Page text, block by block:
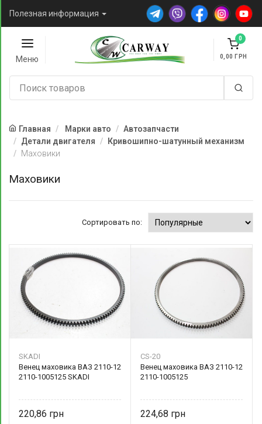
Полезная информация
Меню
0
0,00
Главная Марки авто
Автозапчасти
Детали двигателя
Кривошипно-шатунный механизм
Маховики
Маховики
Сортировать по:
SKADI
Венец маховика ВАЗ 2110-12
2110-1005125 SKADI
220,86
CS-20
Венец маховика ВАЗ 2110-12
2110-1005125
224,68